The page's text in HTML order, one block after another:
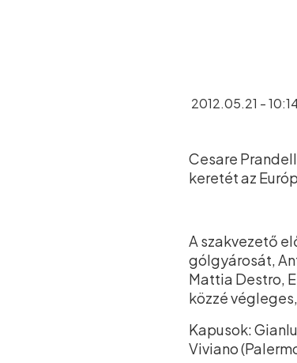
2012.05.21 -
Cesare
keretét az
A szakvezető
gólgyárosát,
Mattia Destro,
közzé
Kapusok:
Viviano